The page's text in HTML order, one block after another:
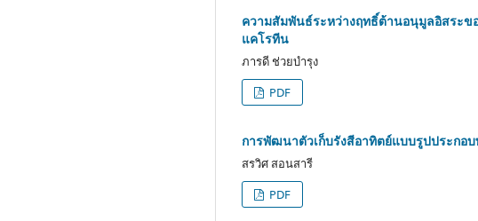
ความสัมพันธ์ระหว่างฤทธิ์ต้านอนุมูลอิสระข
แคโรทีน
ภารดี ช่วยบำรุง
PDF
การพัฒนาตัวเก็บรังสีอาทิตย์แบบรูปประกอบ
สรวิศ สอนสารี
PDF